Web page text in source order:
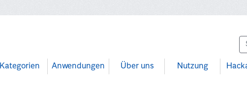
Kategorien Anwendungen Über uns Nutzung